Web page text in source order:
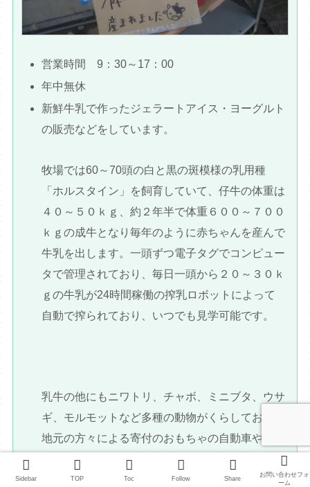
営業時間 9：30～17：00
年中無休
新鮮牛乳で作ったジェラートアイス・ヨーグルト
の販売などをしています。
牧場では60～70頭の白と黒の斑模様の乳用種
「ホルスタイン」を飼育していて、仔牛の体重は
４０～５０ｋｇ、約２年半で体重６００～７００
ｋｇの成牛となり毎年のように赤ちゃんを産んで
牛乳を出します。一頭ずつ電子タグでコンピュー
タで管理されており、毎日一頭から２０～３０ｋ
ｇの牛乳が24時間稼働の搾乳ロボットによって
自動で搾られており、いつでも見学可能です。
乳牛の他にもニワトリ、チャボ、ミニブタ、ウサ
ギ、モルモットなど多種の動物がくらしており、
地元の方々による寄付のおもちゃの自動車や三輪
車で遊ぶ事ができます。
Sidebar TOP Toc Follow Share
お問い合わせフォ
ーム